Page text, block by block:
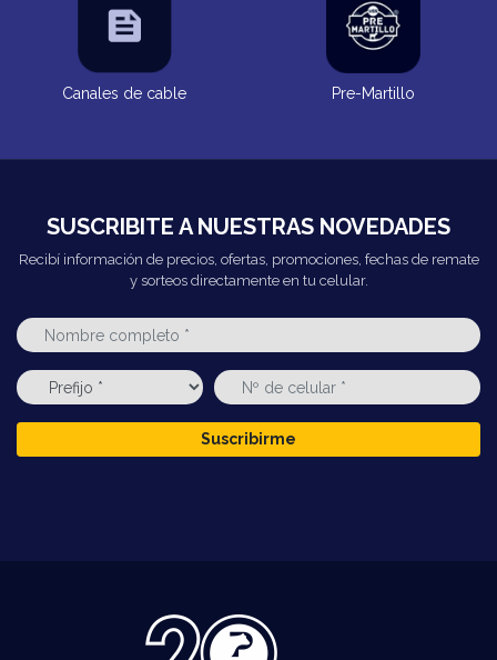
Canales de cable Pre-Martillo
SUSCRIBITE A NUESTRAS NOVEDADES
Recibí información de precios, ofertas, promociones, fechas de remate
y sorteos directamente en tu celular.
Suscribirme